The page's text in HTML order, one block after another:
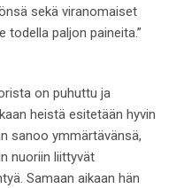
sekä viranomaiset
todella paljon paineita.”
on puhuttu ja
heistä esitetään hyvin
sanoo ymmärtävänsä,
nuoriin liittyvät
Samaan aikaan hän